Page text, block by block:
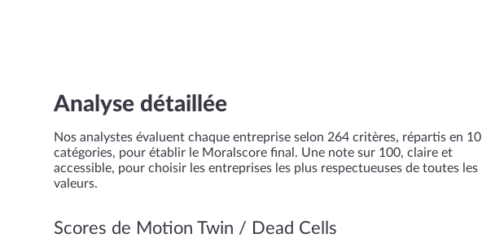
Analyse détaillée
Nos analystes évaluent chaque entreprise selon 264 critères, répartis en 10
catégories, pour établir le Moralscore final. Une note sur 100, claire et
accessible, pour choisir les entreprises les plus respectueuses de toutes les
valeurs.
Scores de Motion Twin / Dead Cells